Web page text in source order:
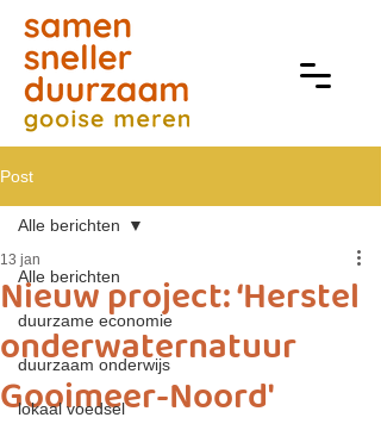
Post
Alle berichten
duurzame economie
duurzaam onderwijs
lokaal voedsel
Alle berichten
Nieuw project: ‘Herstel
onderwaternatuur
Gooimeer-Noord'
13 jan